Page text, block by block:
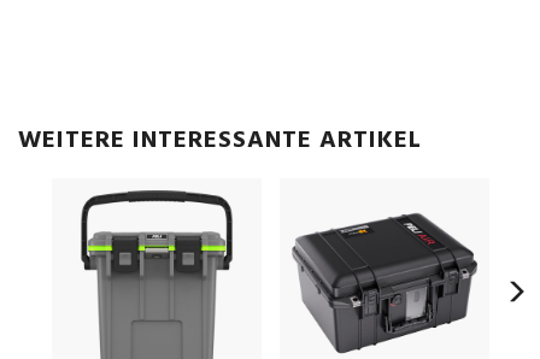
WEITERE INTERESSANTE ARTIKEL